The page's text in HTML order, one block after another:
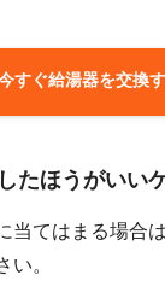
すぐ給湯器を交換
たほうがいい
当てはまる場合
。